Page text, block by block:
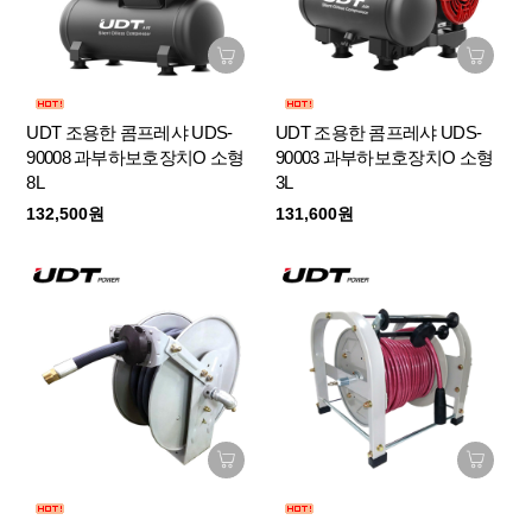
UDT 조용한 콤프레샤 UDS-
90008 과부하보호장치O 소형
8L
132,500원
UDT 조용한 콤프레샤 UDS-
90003 과부하보호장치O 소형
3L
131,600원